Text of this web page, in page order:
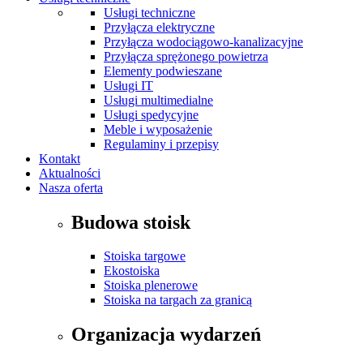
Usługi techniczne
Przyłącza elektryczne
Przyłącza wodociągowo-kanalizacyjne
Przyłącza sprężonego powietrza
Elementy podwieszane
Usługi IT
Usługi multimedialne
Usługi spedycyjne
Meble i wyposażenie
Regulaminy i przepisy
Kontakt
Aktualności
Nasza oferta
Budowa stoisk
Stoiska targowe
Ekostoiska
Stoiska plenerowe
Stoiska na targach za granicą
Organizacja wydarzeń